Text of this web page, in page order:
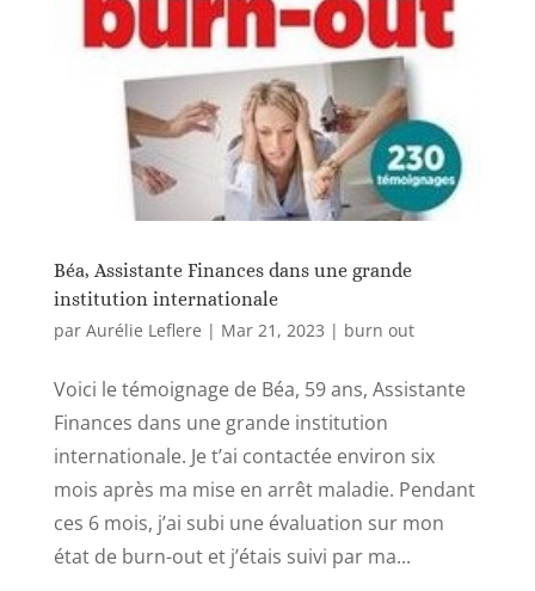
Béa, Assistante Finances dans une grande
institution internationale
par Aurélie Leflere | Mar 21, 2023 | burn out
Voici le témoignage de Béa, 59 ans, Assistante
Finances dans une grande institution
internationale. Je t’ai contactée environ six
mois après ma mise en arrêt maladie. Pendant
ces 6 mois, j’ai subi une évaluation sur mon
état de burn-out et j’étais suivi par ma...